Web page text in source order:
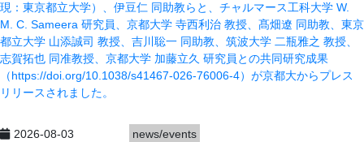
現：東京都立大学）、伊豆仁 同助教らと、チャルマース工科大学 W.
M. C. Sameera 研究員、京都大学 寺西利治 教授、髙畑遼 同助教、東京
都立大学 山添誠司 教授、吉川聡一 同助教、筑波大学 二瓶雅之 教授、
志賀拓也 同准教授、京都大学 加藤立久 研究員との共同研究成果
（https://doi.org/10.1038/s41467-026-76006-4）が京都大からプレス
リリースされました。
2026-08-03
news/events